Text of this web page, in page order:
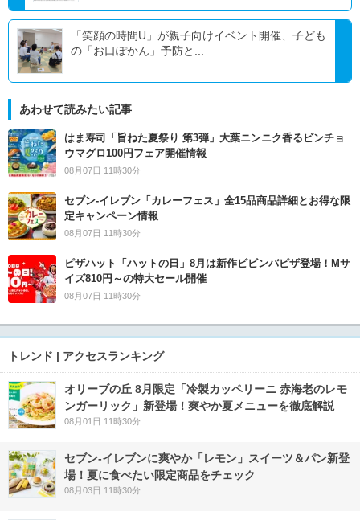
「笑顔の時間U」が親子向けイベント開催、子ども
の「お口ぽかん」予防と...
あわせて読みたい記事
はま寿司「旨ねた夏祭り 第3弾」大葉ニンニク香るビンチョ
ウマグロ100円フェア開催情報
08月07日 11時30分
セブン‐イレブン「カレーフェス」全15品商品詳細とお得な限
定キャンペーン情報
08月07日 11時30分
ピザハット「ハットの日」8月は新作ビビンバピザ登場！Mサ
イズ810円～の特大セール開催
08月07日 11時30分
トレンド | アクセスランキング
オリーブの丘 8月限定「冷製カッペリーニ 赤海老のレモ
ンガーリック」新登場！爽やか夏メニューを徹底解説
08月01日 11時30分
セブン‐イレブンに爽やか「レモン」スイーツ＆パン新登
場！夏に食べたい限定商品をチェック
08月03日 11時30分